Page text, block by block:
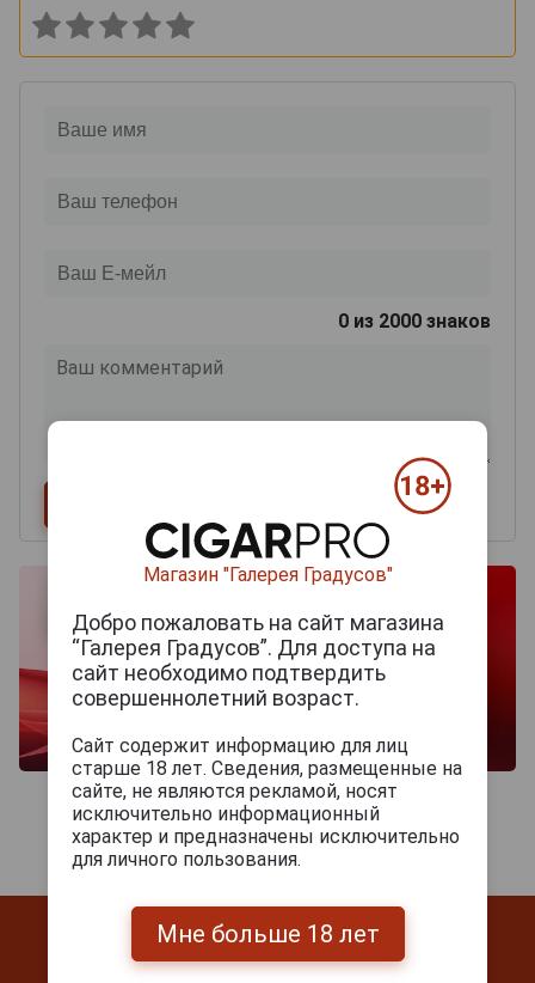
0 из 2000 знаков
Магазин "Галерея Градусов"
Добро пожаловать на сайт магазина
“Галерея Градусов”. Для доступа на
сайт необходимо подтвердить
совершеннолетний возраст.
Сайт содержит информацию для лиц
старше 18 лет. Сведения, размещенные на
сайте, не являются рекламой, носят
исключительно информационный
характер и предназначены исключительно
для личного пользования.
Мне больше 18 лет